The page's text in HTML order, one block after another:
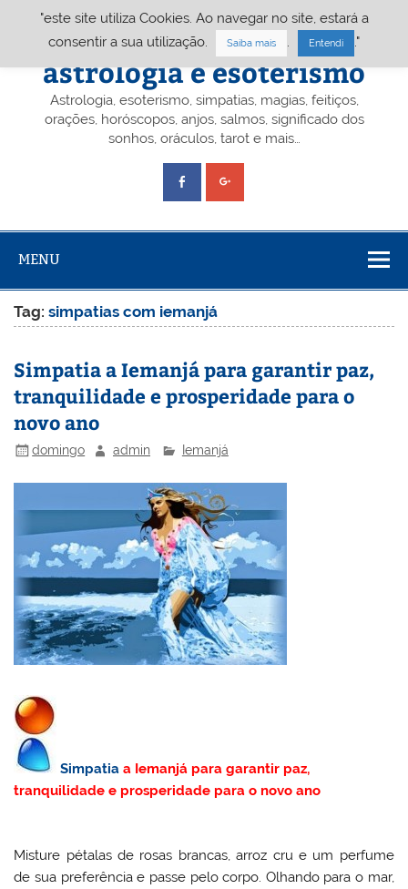
Portal A&E – Portal
astrologia e esoterismo
Astrologia, esoterismo, simpatias, magias, feitiços,
orações, horóscopos, anjos, salmos, significado dos
sonhos, oráculos, tarot e mais…
MENU
Tag:simpatias com iemanjá
Simpatia a Iemanjá para garantir paz,
tranquilidade e prosperidade para o
novo ano
domingo admin Iemanjá
Simpatia a Iemanjá para garantir paz,
tranquilidade e prosperidade para o novo ano
Misture pétalas de rosas brancas, arroz cru e um perfume
de sua preferência e passe pelo corpo. Olhando para o mar,
"este site utiliza Cookies. Ao navegar no site, estará a
consentir a sua utilização.
Saiba mais Entendi ."